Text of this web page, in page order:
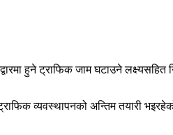
हुने ट्राफिक जाम घटाउने लक्ष्यसहित
व्यवस्थापनको अन्तिम तयारी